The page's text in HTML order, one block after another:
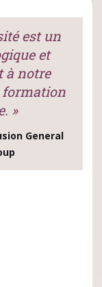
est un
et
à notre
formation
»
General